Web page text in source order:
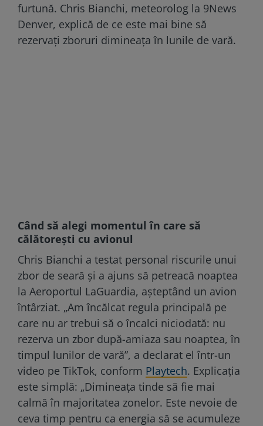
furtună. Chris Bianchi, meteorolog la 9News
Denver, explică de ce este mai bine să
rezervați zboruri dimineața în lunile de vară.
Când să alegi momentul în care să
călătoreşti cu avionul
Chris Bianchi a testat personal riscurile unui
zbor de seară și a ajuns să petreacă noaptea
la Aeroportul LaGuardia, așteptând un avion
întârziat. „Am încălcat regula principală pe
care nu ar trebui să o încalci niciodată: nu
rezerva un zbor după-amiaza sau noaptea, în
timpul lunilor de vară”, a declarat el într-un
video pe TikTok, conform Playtech. Explicaţia
este simplă: „Dimineața tinde să fie mai
calmă în majoritatea zonelor. Este nevoie de
ceva timp pentru ca energia să se acumuleze